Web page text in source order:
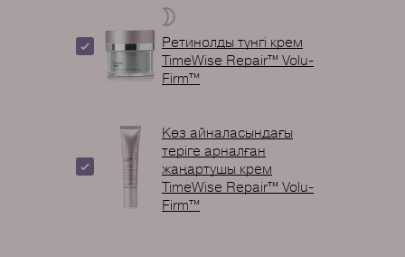
Ретинолды түнгі крем
TimeWise Repair™ Volu-
Firm™
Көз айналасындағы
теріге арналған
жаңартушы крем
TimeWise Repair™ Volu-
Firm™